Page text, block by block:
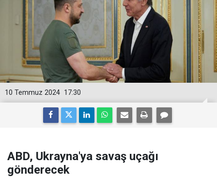
17:30
10 Temmuz 2024
ABD, Ukrayna'ya savaş uçağı
gönderecek